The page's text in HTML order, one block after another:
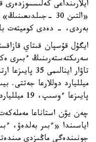
ايلارىنداعى
«التىن 30 -
بەردى، - دەدى كوميتەت
ايگۇل قۇسپان قىتاي
سەرىكتەستەرىنىڭ ءبىرى
پايىزعا ءوسىپ، 19 ميلليارد دوللاردى قۇرادى.
چەن يۋن استاناعا
اياسىندا «ءبىر بەلدەۋ،
جونىندەگى ماڭىزدى